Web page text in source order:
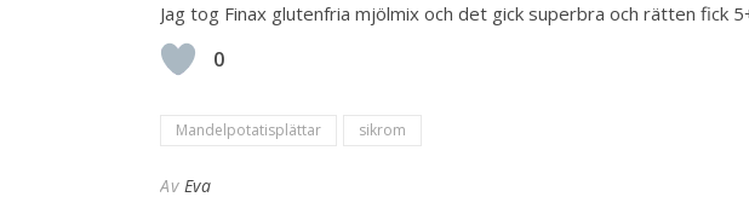
Jag tog Finax glutenfria mjölmix och det gick superbra och rätten fick
0
Mandelpotatisplättar sikrom
Av Eva